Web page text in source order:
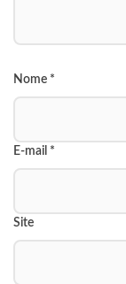
Nome *
E-mail *
Site